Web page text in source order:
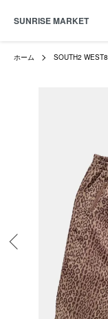
SUNRISE MARKET
ホーム SOUTH2 WEST8